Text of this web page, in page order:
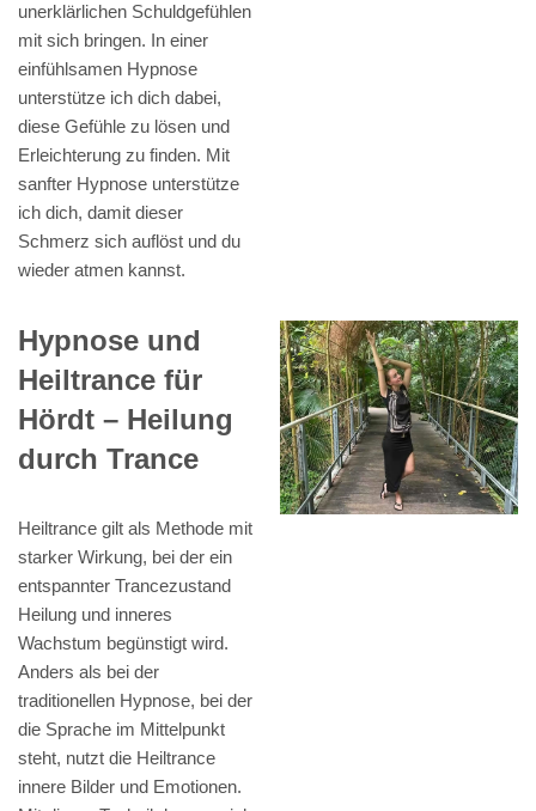
unerklärlichen Schuldgefühlen
mit sich bringen. In einer
einfühlsamen Hypnose
unterstütze ich dich dabei,
diese Gefühle zu lösen und
Erleichterung zu finden. Mit
sanfter Hypnose unterstütze
ich dich, damit dieser
Schmerz sich auflöst und du
wieder atmen kannst.
Hypnose und
Heiltrance für
Hördt – Heilung
durch Trance
Heiltrance gilt als Methode mit
starker Wirkung, bei der ein
entspannter Trancezustand
Heilung und inneres
Wachstum begünstigt wird.
Anders als bei der
traditionellen Hypnose, bei der
die Sprache im Mittelpunkt
steht, nutzt die Heiltrance
innere Bilder und Emotionen.